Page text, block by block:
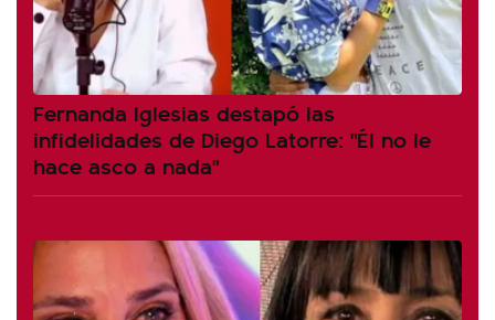
Fernanda Iglesias destapó las
infidelidades de Diego Latorre: "Él no le
hace asco a nada"